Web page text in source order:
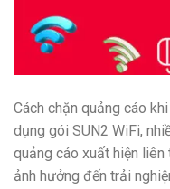
Cách chặn quảng cáo
dụng gói SUN2 WiFi,
quảng cáo xuất hiện
ảnh hưởng đến trải